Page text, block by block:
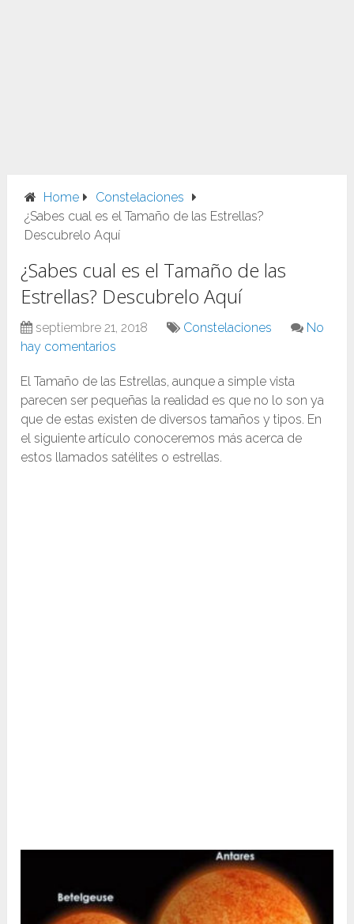
Home
Constelaciones
¿Sabes cual es el Tamaño de las Estrellas?
Descubrelo Aquí
¿Sabes cual es el Tamaño de las
Estrellas? Descubrelo Aquí
septiembre 21, 2018 Constelaciones
No
hay comentarios
El Tamaño de las Estrellas, aunque a simple vista
parecen ser pequeñas la realidad es que no lo son ya
que de estas existen de diversos tamaños y tipos. En
el siguiente artículo conoceremos más acerca de
estos llamados satélites o estrellas.